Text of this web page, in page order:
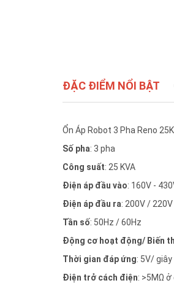
ĐẶC ĐIỂM NỔI BẬT
Ổn Áp Robot 3 Pha Reno
Số pha: 3 pha
Công suất: 25 KVA
Điện áp đầu vào: 160V -
Điện áp đầu ra: 200V /
Tần số: 50Hz / 60Hz
Động cơ hoạt động/ Biến
Thời gian đáp ứng: 5V/ giây
Điện trở cách điện: >5MΩ